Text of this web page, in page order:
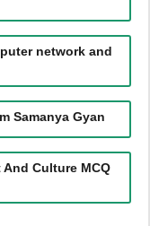
network and
Samanya Gyan
And Culture MCQ